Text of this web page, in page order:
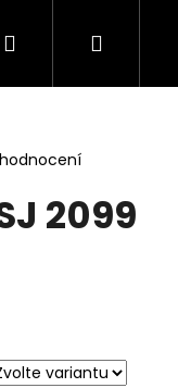
Elektronika
Hledat
2099